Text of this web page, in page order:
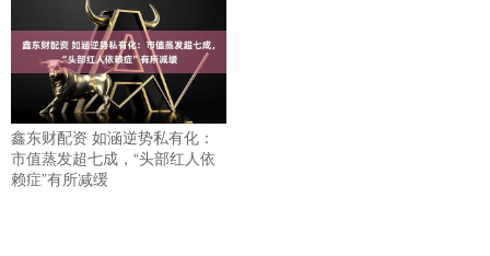
鑫东财配资 如涵逆势私有化：
市值蒸发超七成，“头部红人依
赖症”有所减缓